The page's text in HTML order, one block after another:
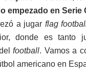
son
Estados Unidos) -
en el selecto
empezado en Serie
a jugar flag
donde es tanto
delfootball. Vamos a
americano en